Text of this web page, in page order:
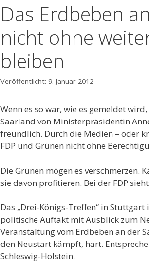
Das Erdbeben
nicht ohne
bleiben
9. Januar 2012
Wenn es so war, wie es gemeldet
Saarland von Ministerpräsidentin
freundlich. Durch die Medien – oder
FDP und Grünen nicht ohne
Die Grünen mögen es verschmerzen.
sie davon profitieren. Bei der FDP
Das „Drei-Königs-Treffen“ in
politische Auftakt mit Ausblick zum
Veranstaltung vom Erdbeben an der
den Neustart kämpft, hart.
Schleswig-Holstein.